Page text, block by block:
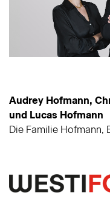
Audrey Hofmann,
und Lucas Hofmann
Die Familie Hofmann,